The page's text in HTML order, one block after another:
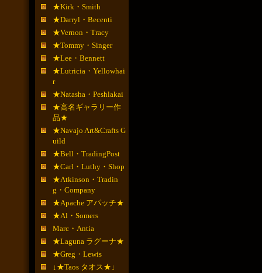
★Kirk・Smith
★Darryl・Becenti
★Vernon・Tracy
★Tommy・Singer
★Lee・Bennett
★Lutricia・Yellowhai
r
★Natasha・Peshlakai
★高名ギャラリー作
品★
★Navajo Art&Crafts G
uild
★Bell・TradingPost
★Carl・Luthy・Shop
★Atkinson・Tradin
g・Company
★Apache アパッチ★
★Al・Somers
Marc・Antia
★Laguna ラグーナ★
★Greg・Lewis
↓★Taos タオス★↓